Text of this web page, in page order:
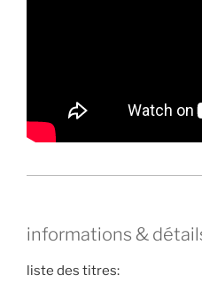
informations &
liste des titres: